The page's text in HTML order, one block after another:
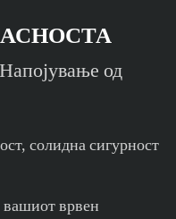
од
солидна сигурност
вашиот врвен